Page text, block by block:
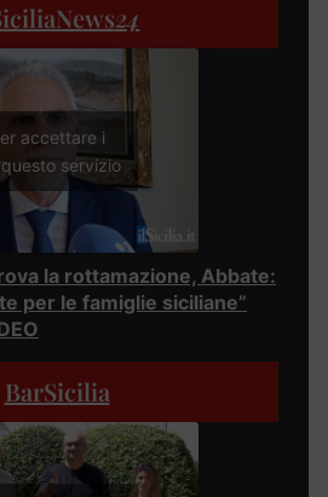
24
accettare i
servizio
la rottamazione, Abbate:
per le famiglie siciliane”
BarSicilia